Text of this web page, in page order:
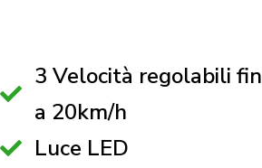
3 Velocità regolabili
a 20km/h
Luce LED